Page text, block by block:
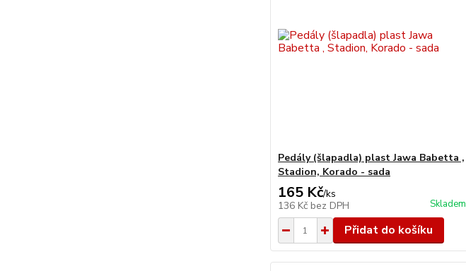
Pedály (šlapadla) plast Jawa Babetta ,
Stadion, Korado - sada
165 Kč/ks
136 Kč bez DPH Skladem
Přidat do košíku